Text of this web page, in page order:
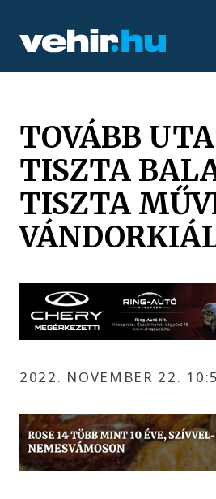
TOVÁBB
TISZTA
TISZTA
2022. NOVEMBER 22.